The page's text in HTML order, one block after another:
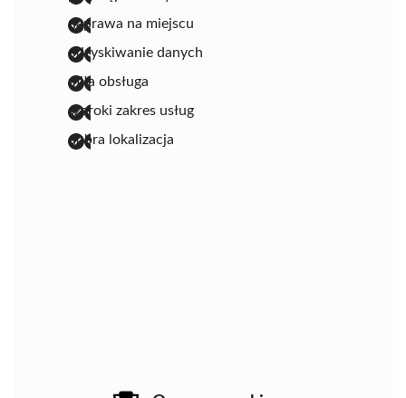
naprawa na miejscu
odzyskiwanie danych
miła obsługa
szeroki zakres usług
dobra lokalizacja